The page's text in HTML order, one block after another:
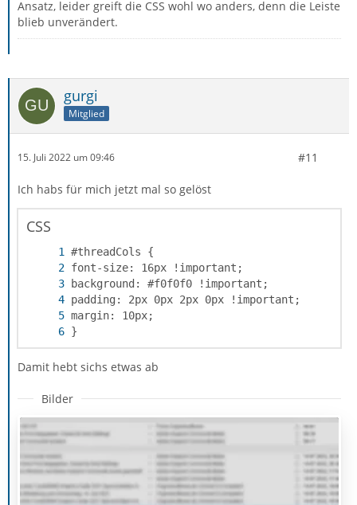
Ansatz, leider greift die CSS wohl wo anders, denn die Leiste
blieb unverändert.
gurgi
Mitglied
15. Juli 2022 um 09:46 #11
Ich habs für mich jetzt mal so gelöst
CSS
}
Damit hebt sichs etwas ab
Bilder